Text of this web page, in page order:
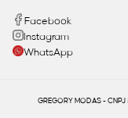
Facebook
Instagram
WhatsApp
GREGORY MODAS -